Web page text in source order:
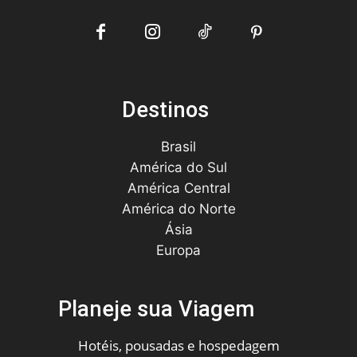
Destinos
Brasil
América do Sul
América Central
América do Norte
Ásia
Europa
Planeje sua Viagem
Hotéis, pousadas e hospedagem